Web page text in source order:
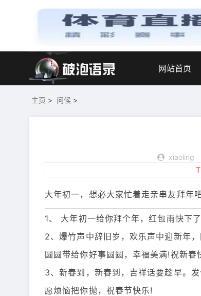
网站首页
主页 > 问候 >
xiaoling
大年初一，想必大家忙着走亲串友拜年
1、 大年初一给你拜个年，红包雨快下
2、爆竹声中辞旧岁，欢乐声中迎新年
圆圆带给你好事圆圆，幸福美满!祝新春
3、新春到，新春到，吉祥话要趁早。
愿烦恼把你抛，祝春节快乐!